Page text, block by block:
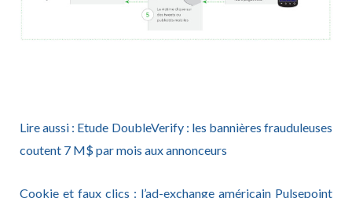
Lire aussi : Etude DoubleVerify : les bannières frauduleuses
coutent 7 M$ par mois aux annonceurs
Cookie et faux clics : l’ad-exchange américain Pulsepoint